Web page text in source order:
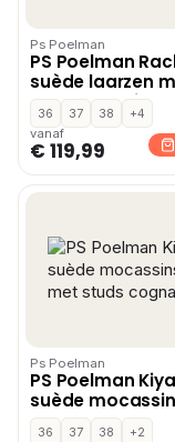
Ps Poelman
PS Poelman
suède laarzen
blokhak bruin
36 37 38
+4
vanaf
€ 119,99
Ps Poelman
PS Poelman Kiya
suède
studs cognac
36 37 38
+2